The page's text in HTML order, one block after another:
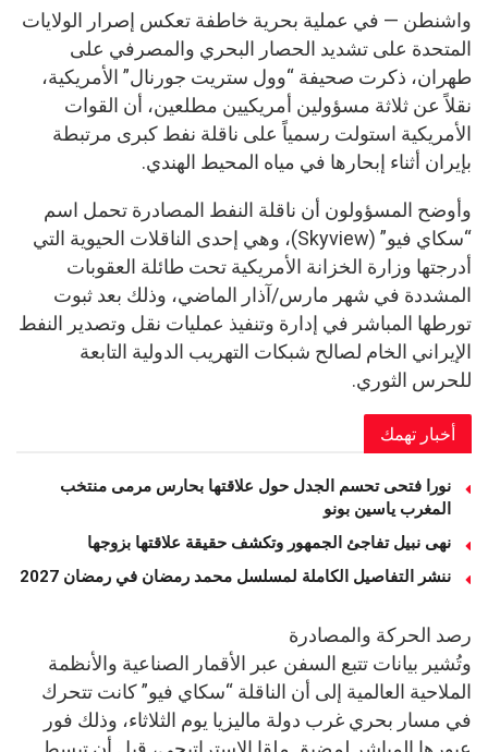
واشنطن — في عملية بحرية خاطفة تعكس إصرار الولايات
المتحدة على تشديد الحصار البحري والمصرفي على
طهران، ذكرت صحيفة “وول ستريت جورنال” الأمريكية،
نقلاً عن ثلاثة مسؤولين أمريكيين مطلعين، أن القوات
الأمريكية استولت رسمياً على ناقلة نفط كبرى مرتبطة
بإيران أثناء إبحارها في مياه المحيط الهندي.
وأوضح المسؤولون أن ناقلة النفط المصادرة تحمل اسم
“سكاي فيو” (Skyview)، وهي إحدى الناقلات الحيوية التي
أدرجتها وزارة الخزانة الأمريكية تحت طائلة العقوبات
المشددة في شهر مارس/آذار الماضي، وذلك بعد ثبوت
تورطها المباشر في إدارة وتنفيذ عمليات نقل وتصدير النفط
الإيراني الخام لصالح شبكات التهريب الدولية التابعة
للحرس الثوري.
أخبار تهمك
نورا فتحى تحسم الجدل حول علاقتها بحارس مرمى منتخب
المغرب ياسين بونو ‏
نهى نبيل تفاجئ الجمهور وتكشف حقيقة علاقتها بزوجها
ننشر التفاصيل الكاملة لمسلسل محمد رمضان في رمضان 2027
رصد الحركة والمصادرة
وتُشير بيانات تتبع السفن عبر الأقمار الصناعية والأنظمة
الملاحية العالمية إلى أن الناقلة “سكاي فيو” كانت تتحرك
في مسار بحري غرب دولة ماليزيا يوم الثلاثاء، وذلك فور